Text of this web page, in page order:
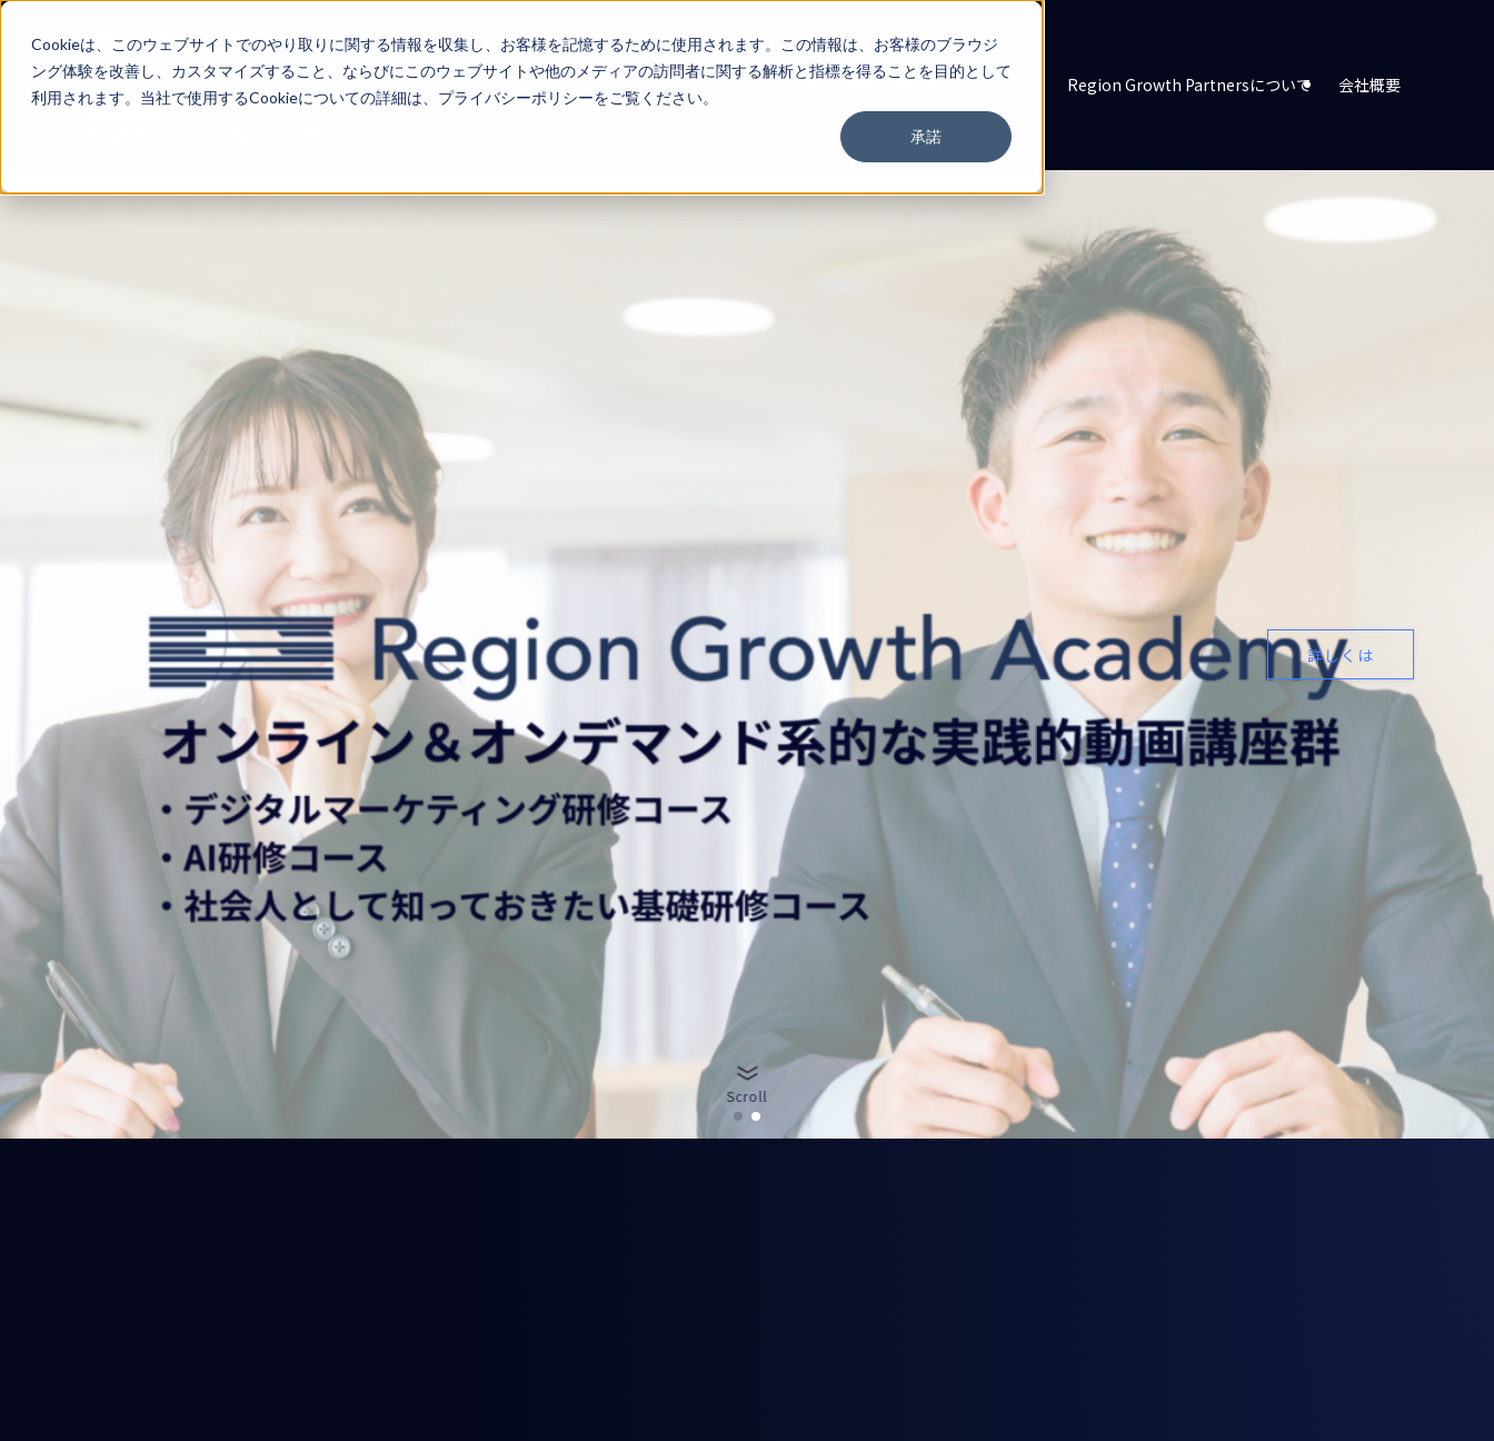
Cookieは、このウェブサイトでのやり取りに関する情報を収集し、お客様を記憶するために使用されます。この情報は、お客様のブラウジ
ング体験を改善し、カスタマイズすること、ならびにこのウェブサイトや他のメディアの訪問者に関する解析と指標を得ることを目的として
利用されます。当社で使用するCookieについての詳細は、プライバシーポリシーをご覧ください。
承諾
お問い合わせ ブログ一覧 Region Growth Partnersについて 会社概要
詳しくは
詳しくは
Scroll